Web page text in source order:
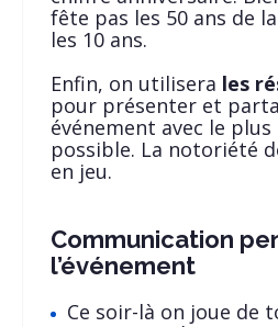
fête pas les 50 ans de
les 10 ans.
Enfin, on utilisera les
pour présenter et
événement avec le
possible. La notoriété
en jeu.
Communication
l’événement
Ce soir-là on joue de